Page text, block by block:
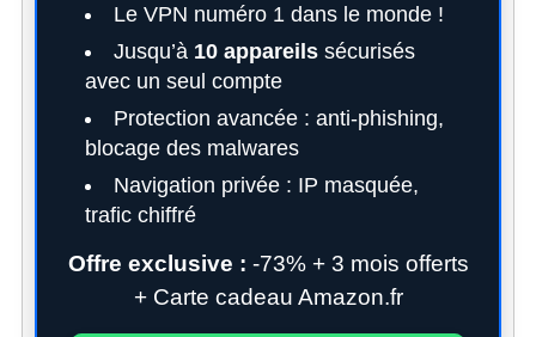
Le VPN numéro 1 dans le monde !
Jusqu’à 10 appareilssécurisés
avec un seul compte
Protection avancée : anti-phishing,
blocage des malwares
Navigation privée : IP masquée,
trafic chiffré
Offre exclusive : -73% + 3 mois offerts
+ Carte cadeau Amazon.fr